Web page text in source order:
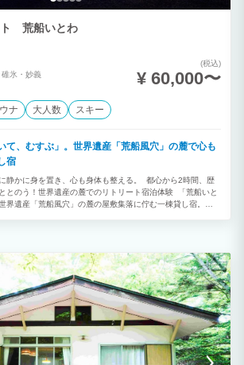
ト 荒船いとわ
碓氷・ 妙義
(税込)
¥ 60,000〜
ナ 大人数 スキー
て、むすぶ」。世界遺産「荒船風穴」の麓で心も
宿
静かに身を置き、心も身体も整える。 都心から2時間、歴
とのう！世界遺産の麓でのリトリート宿泊体験 「荒船いと
界遺産「荒船風穴」の麓の屋敷集落に佇む一棟貸し宿。
場所となっております。 【キッチン設備】 ２口のIHコン
ておりますのでそちらで調理いただけます。食材はご自由
ッチン設備をご使用いただき料理することができます。また
ムページに記載の調理器具をお貸出ししておりますので、下
をお楽しみいただくことができます。下仁田の飲食店も是非
箱】 自分に向き合う「こもり箱」 繭ごもりのような包ま
う内なる睡眠体験。 繭の内部にいるような内装。ベッドル
まれています。寝具等にもシルクが使われています。 これ
などを取り入れたカルチャーブランドAy代表の村上采さん
。富岡市でオーダーカーテンを制作する有限会社リオさんと